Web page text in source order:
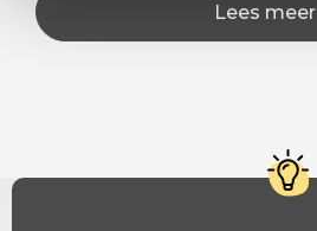
Lees meer